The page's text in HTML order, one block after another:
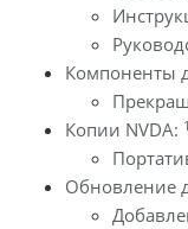
Компоненты
Копии NVDA:
Обновление